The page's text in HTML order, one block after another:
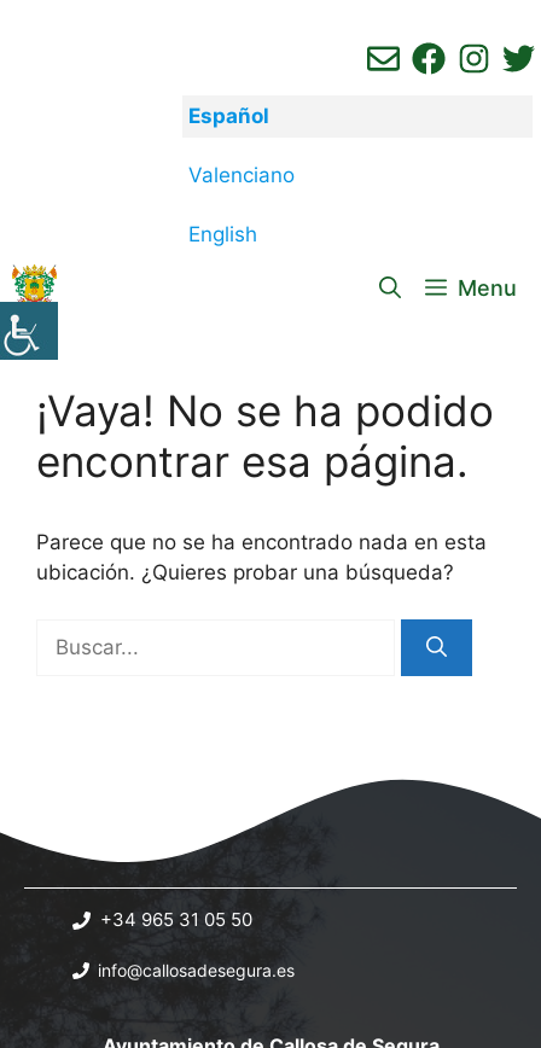
Español
Valenciano
English
Menu
¡Vaya! No se ha podido
encontrar esa página.
Parece que no se ha encontrado nada en esta
ubicación. ¿Quieres probar una búsqueda?
+34 965 31 05 50
info@callosadesegura.es